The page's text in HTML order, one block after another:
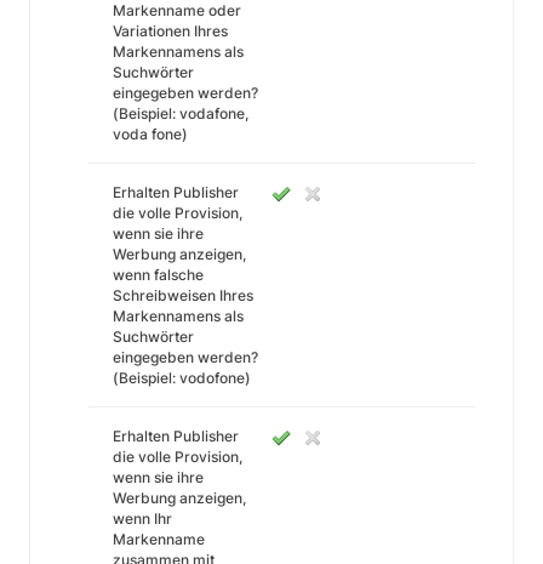
Markenname oder
Variationen Ihres
Markennamens als
Suchwörter
eingegeben werden?
(Beispiel: vodafone,
voda fone)
Erhalten Publisher
die volle Provision,
wenn sie ihre
Werbung anzeigen,
wenn falsche
Schreibweisen Ihres
Markennamens als
Suchwörter
eingegeben werden?
(Beispiel: vodofone)
Erhalten Publisher
die volle Provision,
wenn sie ihre
Werbung anzeigen,
wenn Ihr
Markenname
zusammen mit